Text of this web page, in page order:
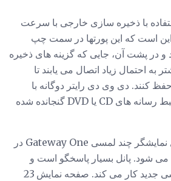
با ذخیره سازی خارجی با سرعت
این است که این پورتها در سمت چپ
و در پشت آن، جایی که گزینه های ذخیره
به احتمال زیاد اتصال می یابند تا
حفظ کنند. دی وی دی رایتر دوگانه با
سیستم برای پخش و ضبط رسانه های CD یا DVD گنجانده شده
با معرفی ویندوز 8، پانل نمایشگر چند لمسی Gateway One در
شود. پانل بسیار پاسخگو است و
کاملا با حرکات چند لمسی جدید کار می کند. صفحه نمایش 23